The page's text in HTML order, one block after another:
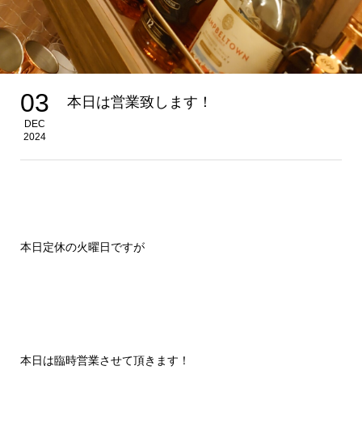
03
DEC
2024
本日は営業致します！
本日定休の火曜日ですが
本日は臨時営業させて頂きます！